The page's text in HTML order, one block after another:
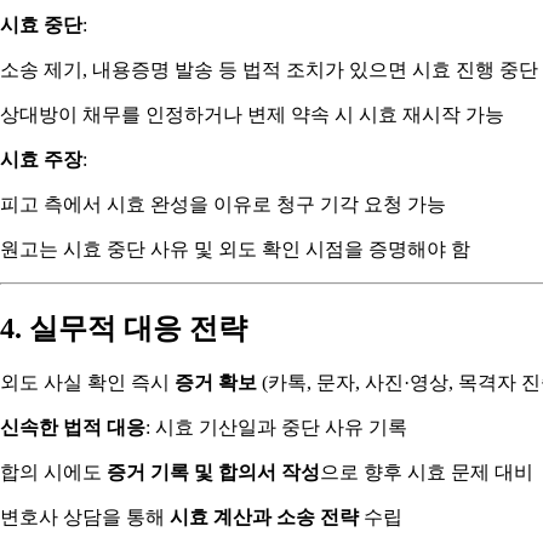
시효 중단:
소송 제기, 내용증명 발송 등 법적 조치가 있으면 시효 진행 중단
상대방이 채무를 인정하거나 변제 약속 시 시효 재시작 가능
시효 주장:
피고 측에서 시효 완성을 이유로 청구 기각 요청 가능
원고는 시효 중단 사유 및 외도 확인 시점을 증명해야 함
4. 실무적 대응 전략
외도 사실 확인 즉시 증거 확보 (카톡, 문자, 사진·영상, 목격자
신속한 법적 대응: 시효 기산일과 중단 사유 기록
합의 시에도 증거 기록 및 합의서 작성으로 향후 시효 문제 대비
변호사 상담을 통해 시효 계산과 소송 전략수립